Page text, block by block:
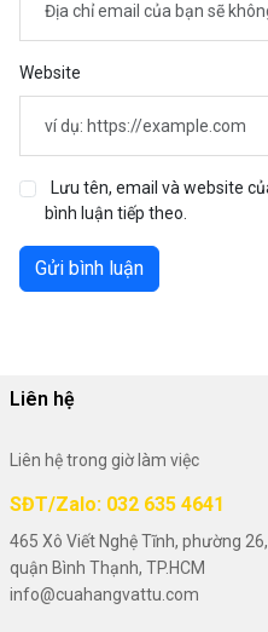
Website
Lưu tên, email và website
bình luận tiếp theo.
Gửi bình luận
Liên hệ
Liên hệ trong giờ làm việc
SĐT/Zalo: 032 635 4641
465 Xô Viết Nghệ Tĩnh, phường 26,
quận Bình Thạnh, TP.HCM
info@cuahangvattu.com